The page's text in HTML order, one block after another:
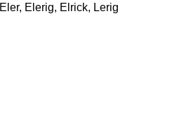
Eler, Elerig, Elrick, Lerig